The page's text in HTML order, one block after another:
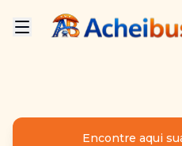
Encontre aqui